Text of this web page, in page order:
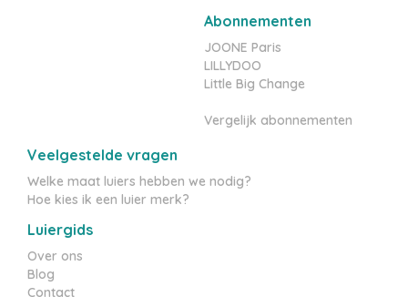
Abonnementen
JOONE Paris
LILLYDOO
Little Big Change
Vergelijk abonnementen
Veelgestelde vragen
Welke maat luiers hebben we nodig?
Hoe kies ik een luier merk?
Luiergids
Over ons
Blog
Contact